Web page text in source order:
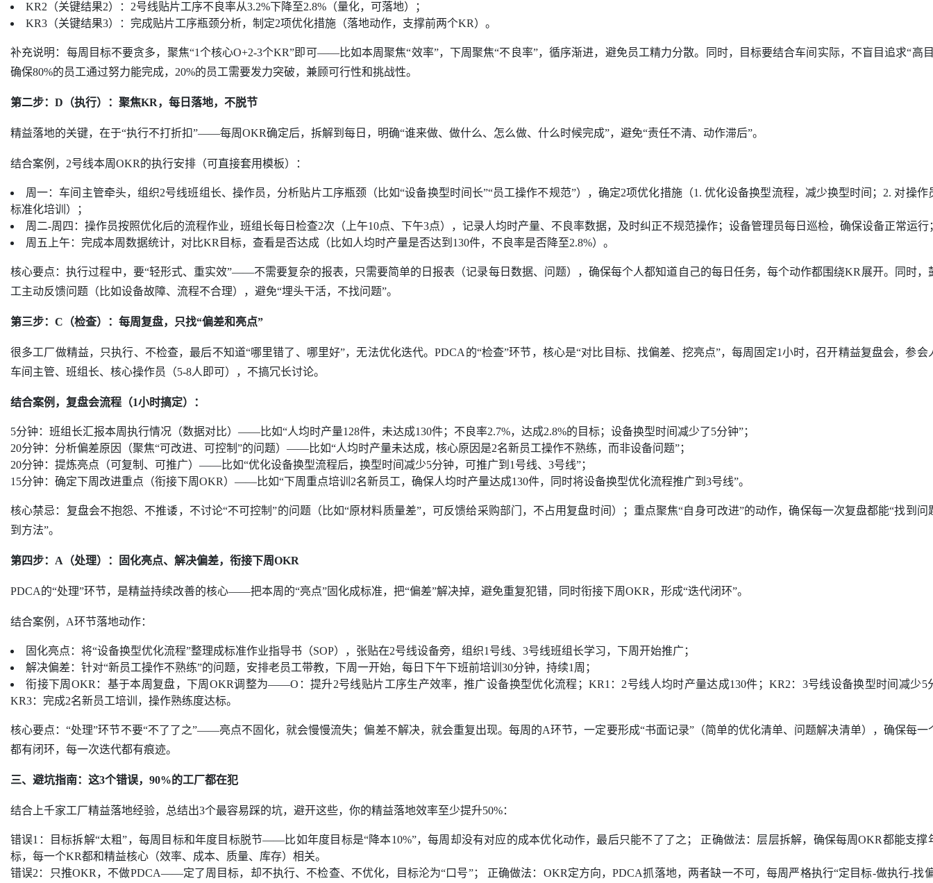
KR2（关键结果2）：2号线贴片工序不良率从3.2%下降至2.8%（量化，可落地）；
KR3（关键结果3）：完成贴片工序瓶颈分析，制定2项优化措施（落地动作，支撑前两个KR）。
补充说明：每周目标不要贪多，聚焦“1个核心O+2-3个KR”即可——比如本周聚焦“效率”，下周聚焦“不良率”，循序渐进，避免员工精力分散。同时，目标要结合车间实际，不盲目追求“高
确保80%的员工通过努力能完成，20%的员工需要发力突破，兼顾可行性和挑战性。
第二步：D（执行）：聚焦KR，每日落地，不脱节
精益落地的关键，在于“执行不打折扣”——每周OKR确定后，拆解到每日，明确“谁来做、做什么、怎么做、什么时候完成”，避免“责任不清、动作滞后”。
结合案例，2号线本周OKR的执行安排（可直接套用模板）：
周一：车间主管牵头，组织2号线班组长、操作员，分析贴片工序瓶颈（比如“设备换型时间长”“员工操作不规范”），确定2项优化措施（1. 优化设备换型流程，减少换型时间；2. 对操作
标准化培训）；
周二-周四：操作员按照优化后的流程作业，班组长每日检查2次（上午10点、下午3点），记录人均时产量、不良率数据，及时纠正不规范操作；设备管理员每日巡检，确保设备正常运行
周五上午：完成本周数据统计，对比KR目标，查看是否达成（比如人均时产量是否达到130件，不良率是否降至2.8%）。
核心要点：执行过程中，要“轻形式、重实效”——不需要复杂的报表，只需要简单的日报表（记录每日数据、问题），确保每个人都知道自己的每日任务，每个动作都围绕KR展开。同时，
工主动反馈问题（比如设备故障、流程不合理），避免“埋头干活，不找问题”。
第三步：C（检查）：每周复盘，只找“偏差和亮点”
很多工厂做精益，只执行、不检查，最后不知道“哪里错了、哪里好”，无法优化迭代。PDCA的“检查”环节，核心是“对比目标、找偏差、挖亮点”，每周固定1小时，召开精益复盘会，参会
车间主管、班组长、核心操作员（5-8人即可），不搞冗长讨论。
结合案例，复盘会流程（1小时搞定）：
5分钟：班组长汇报本周执行情况（数据对比）——比如“人均时产量128件，未达成130件；不良率2.7%，达成2.8%的目标；设备换型时间减少了5分钟”；
20分钟：分析偏差原因（聚焦“可改进、可控制”的问题）——比如“人均时产量未达成，核心原因是2名新员工操作不熟练，而非设备问题”；
20分钟：提炼亮点（可复制、可推广）——比如“优化设备换型流程后，换型时间减少5分钟，可推广到1号线、3号线”；
15分钟：确定下周改进重点（衔接下周OKR）——比如“下周重点培训2名新员工，确保人均时产量达成130件，同时将设备换型优化流程推广到3号线”。
核心禁忌：复盘会不抱怨、不推诿，不讨论“不可控制”的问题（比如“原材料质量差”，可反馈给采购部门，不占用复盘时间）；重点聚焦“自身可改进”的动作，确保每一次复盘都能“找到问
到方法”。
第四步：A（处理）：固化亮点、解决偏差，衔接下周OKR
PDCA的“处理”环节，是精益持续改善的核心——把本周的“亮点”固化成标准，把“偏差”解决掉，避免重复犯错，同时衔接下周OKR，形成“迭代闭环”。
结合案例，A环节落地动作：
固化亮点：将“设备换型优化流程”整理成标准作业指导书（SOP），张贴在2号线设备旁，组织1号线、3号线班组长学习，下周开始推广；
解决偏差：针对“新员工操作不熟练”的问题，安排老员工带教，下周一开始，每日下午下班前培训30分钟，持续1周；
衔接下周OKR：基于本周复盘，下周OKR调整为——O：提升2号线贴片工序生产效率，推广设备换型优化流程；KR1：2号线人均时产量达成130件；KR2：3号线设备换型时间减少5
KR3：完成2名新员工培训，操作熟练度达标。
核心要点：“处理”环节不要“不了了之”——亮点不固化，就会慢慢流失；偏差不解决，就会重复出现。每周的A环节，一定要形成“书面记录”（简单的优化清单、问题解决清单），确保每一
都有闭环，每一次迭代都有痕迹。
三、避坑指南：这3个错误，90%的工厂都在犯
结合上千家工厂精益落地经验，总结出3个最容易踩的坑，避开这些，你的精益落地效率至少提升50%：
错误1：目标拆解“太粗”，每周目标和年度目标脱节——比如年度目标是“降本10%”，每周却没有对应的成本优化动作，最后只能不了了之； 正确做法：层层拆解，确保每周OKR都能支撑
标，每一个KR都和精益核心（效率、成本、质量、库存）相关。
错误2：只推OKR，不做PDCA——定了周目标，却不执行、不检查、不优化，目标沦为“口号”； 正确做法：OKR定方向，PDCA抓落地，两者缺一不可，每周严格执行“定目标-做执行-找